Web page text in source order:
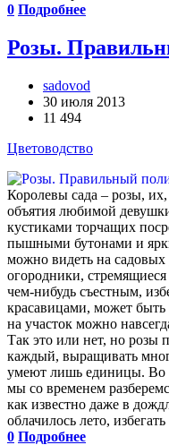
0 Подробнее
Розы.
sadovod
30 июля 2013
11 494
Цветоводство
Королевы сада – розы,
объятия любимой
кустиками торчащих
пышными бутонами и
можно видеть на садовых
огородники,
чем-нибудь съестным,
красавицами, может
на участок можно
Так это или нет, но розы
каждый, выращивать
умеют лишь единицы. Во
мы со временем
как известно даже в
облачилось лето,
0 Подробнее